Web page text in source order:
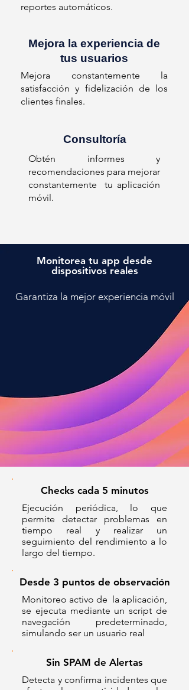
reportes automáticos.
Mejora la experiencia de
tus usuarios
Mejora constantemente la
satisfacción y fidelización de los
clientes finales.
Consultoría
Obtén informes y
recomendaciones para mejorar
constantemente tu aplicación
móvil.
Monitorea tu app desde
dispositivos reales
Garantiza la mejor experiencia móvil
Checks cada 5 minutos
Ejecución periódica, lo que
permite detectar problemas en
tiempo real y realizar un
seguimiento del rendimiento a lo
largo del tiempo.
Desde 3 puntos de observación
Monitoreo activo de la aplicación,
se ejecuta mediante un script de
navegación predeterminado,
simulando ser un usuario real
Sin SPAM de Alertas
Detecta y confirma incidentes que